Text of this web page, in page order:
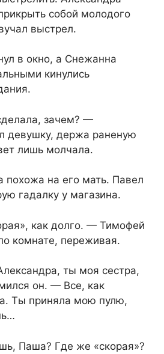
собой молодого
выстрел.
в окно, а Снежанна
кинулись
зачем? —
девушку, держа раненую
лишь молчала.
похожа на его мать. Павел
гадалку у магазина.
как долго. — Тимофей
комнате, переживая.
ты моя сестра,
он. — Все, как
Ты приняла мою пулю,
Паша? Где же «скорая»?